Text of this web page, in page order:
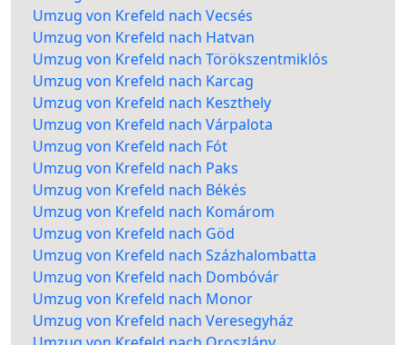
Umzug von Krefeld nach Vecsés
Umzug von Krefeld nach Hatvan
Umzug von Krefeld nach Törökszentmiklós
Umzug von Krefeld nach Karcag
Umzug von Krefeld nach Keszthely
Umzug von Krefeld nach Várpalota
Umzug von Krefeld nach Fót
Umzug von Krefeld nach Paks
Umzug von Krefeld nach Békés
Umzug von Krefeld nach Komárom
Umzug von Krefeld nach Göd
Umzug von Krefeld nach Százhalombatta
Umzug von Krefeld nach Dombóvár
Umzug von Krefeld nach Monor
Umzug von Krefeld nach Veresegyház